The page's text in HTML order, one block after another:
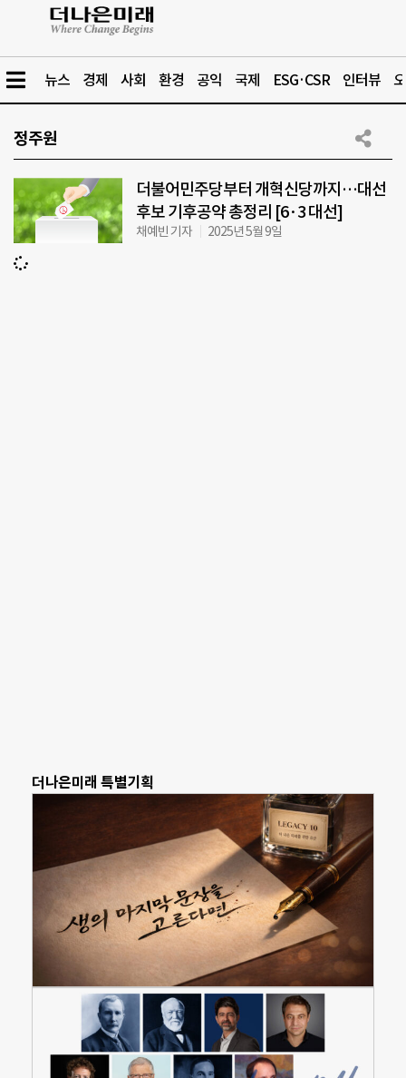
뉴스 경제 사회 환경 공익 국제 ESG·CSR 인터뷰
정주원
더불어민주당부터 개혁신당까지…대선
후보 기후공약 총정리 [6·3 대선]
채예빈 기자 2025년 5월 9일
더나은미래 특별기획